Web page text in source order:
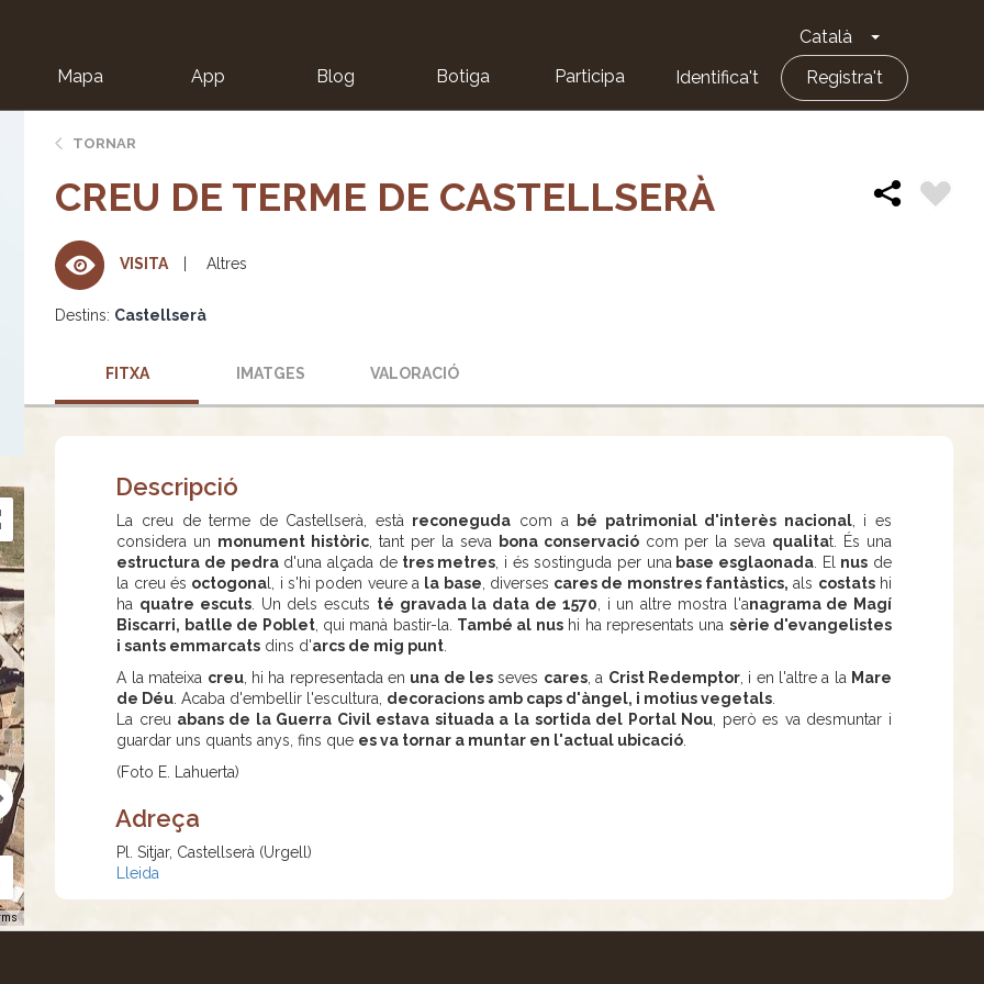
Català Toggle
Mapa App Blog Botiga Participa Identifica't Registra't
TORNAR
CREU DE TERME DE CASTELLSERÀ
VISITA Altres
Destins: Castellserà
FITXA IMATGES VALORACIÓ
Descripció
La creu de terme de Castellserà, està reconeguda com a bé patrimonial d'interès nacional, i es
considera un monument històric , tant per la seva bona conservaciócom per la seva qualitat. És una
estructura de pedrad'una alçada detres metres , i és sostinguda per una base esglaonada . El nus de
la creu és octogona l, i s'hi poden veure a la base , diverses cares de monstres fantàstics, als costatshi
ha quatre escuts. Un dels escuts té gravada la data de 1570 , i un altre mostra l'anagrama de Magí
Biscarri, batlle de Poblet, qui manà bastir-la. També al nushi ha representats una sèrie d'evangelistes
i sants emmarcats dins d'arcs de mig punt
A la mateixa creu, hi ha representada en una de les seves cares, a Crist Redemptor, i en l'altre a la Mare
de Déu . Acaba d'embellir l'escultura, decoracions amb caps d'àngel, i motius vegetals
La creu abans de la Guerra Civil estava situada a la sortida del Portal Nou , però es va desmuntar i
guardar uns quants anys, fins que es va tornar a muntar en l'actual ubicació
(Foto E. Lahuerta)
Adreça
Pl. Sitjar, Castellserà (Urgell)
Lleida